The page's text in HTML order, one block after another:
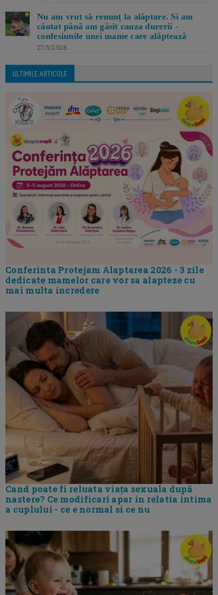
Nu am vrut să renunț la alăptare. Si am
căutat până am găsit cauza durerii -
confesiunile unei mame care alăptează
27/3/2026
ULTIMILE ARTICOLE
Conferinta Protejam Alaptarea 2026 - 3 zile
dedicate mamelor care vor sa alapteze cu
mai multa incredere
Cand poate fi reluata viața sexuala după
nastere? Ce modificari apar in relatia intima
a cuplului - ce e normal si ce nu